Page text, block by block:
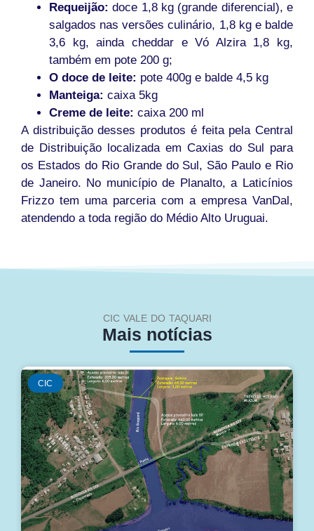
Requeijão: doce 1,8 kg (grande diferencial), e
salgados nas versões culinário, 1,8 kg e balde
3,6 kg, ainda cheddar e Vó Alzira 1,8 kg,
também em pote 200 g;
O doce de leite: pote 400g e balde 4,5 kg
Manteiga: caixa 5kg
Creme de leite: caixa 200 ml
A distribuição desses produtos é feita pela Central
de Distribuição localizada em Caxias do Sul para
os Estados do Rio Grande do Sul, São Paulo e Rio
de Janeiro. No município de Planalto, a Laticínios
Frizzo tem uma parceria com a empresa VanDal,
atendendo a toda região do Médio Alto Uruguai.
CIC VALE DO TAQUARI
Mais notícias
CIC